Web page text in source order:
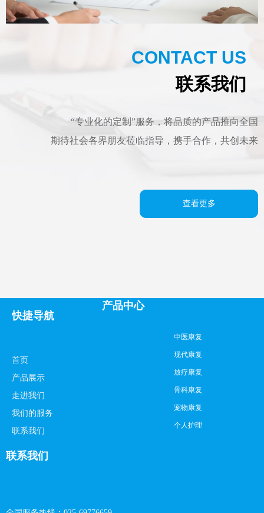
“专业化的定制”服务，将品质的产品推向全国
期待社会各界朋友莅临指导，携手合作，共创未来
CONTACT US
联系我们
查看更多
联系我们
快捷导航
首页
产品展示
走进我们
我们的服务
联系我们
产品中心
中医康复
现代康复
放疗康复
骨科康复
宠物康复
个人护理